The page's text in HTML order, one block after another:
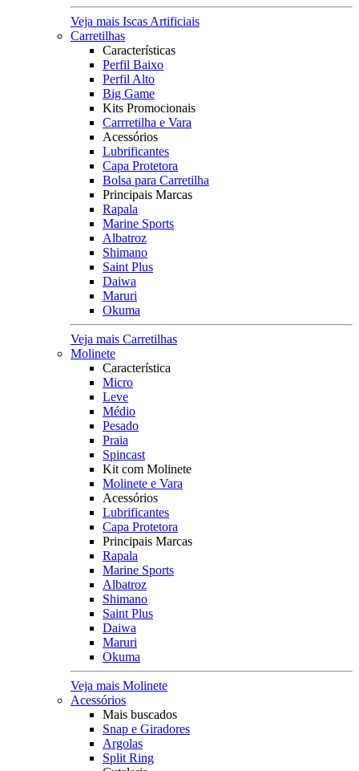
Veja mais Iscas Artificiais
Carretilhas
Características
Perfil Baixo
Perfil Alto
Big Game
Kits Promocionais
Carrretilha e Vara
Acessórios
Lubrificantes
Capa Protetora
Bolsa para Carretilha
Principais Marcas
Rapala
Marine Sports
Albatroz
Shimano
Saint Plus
Daiwa
Maruri
Okuma
Veja mais Carretilhas
Molinete
Característica
Micro
Leve
Médio
Pesado
Praia
Spincast
Kit com Molinete
Molinete e Vara
Acessórios
Lubrificantes
Capa Protetora
Principais Marcas
Rapala
Marine Sports
Albatroz
Shimano
Saint Plus
Daiwa
Maruri
Okuma
Veja mais Molinete
Acessórios
Mais buscados
Snap e Giradores
Argolas
Split Ring